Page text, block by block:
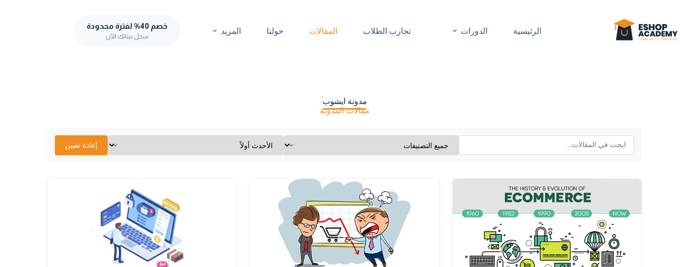
الرئيسية الدورات تجارب الطلاب المقالات حولنا المزيد
خصم 40% لفترة محدودة
سجل بيناتك الأن
مدونة ايشوب
مقالات المدونة
إعادة تعيين